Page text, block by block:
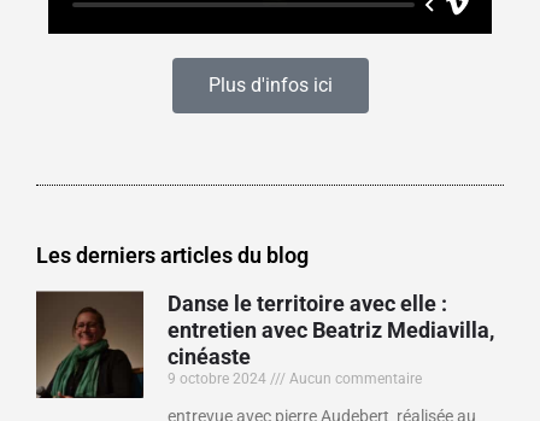
Plus d'infos ici
Les derniers articles du blog
Danse le territoire avec elle :
entretien avec Beatriz Mediavilla,
cinéaste
9 octobre 2024 Aucun commentaire
entrevue avec pierre Audebert réalisée au